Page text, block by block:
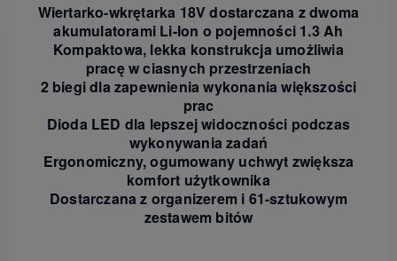
Wiertarko-wkrętarka 18V dostarczana z dwoma
akumulatorami Li-Ion o pojemności 1.3 Ah
Kompaktowa, lekka konstrukcja umożliwia
pracę w ciasnych przestrzeniach
2 biegi dla zapewnienia wykonania większości
prac
Dioda LED dla lepszej widoczności podczas
wykonywania zadań
Ergonomiczny, ogumowany uchwyt zwiększa
komfort użytkownika
Dostarczana z organizerem i 61-sztukowym
zestawem bitów